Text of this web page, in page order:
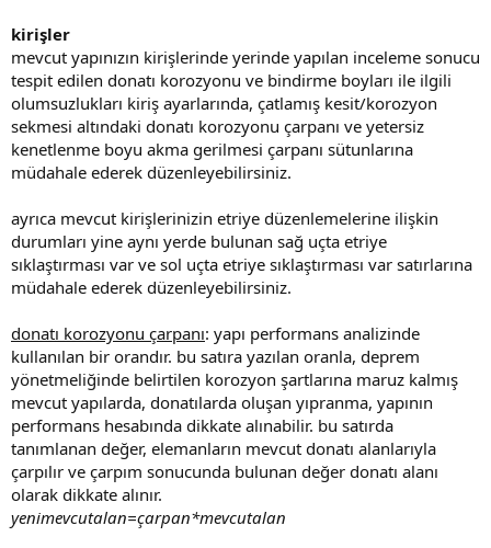
kirişler
mevcut yapınızın kirişlerinde yerinde yapılan inceleme sonucu
tespit edilen donatı korozyonu ve bindirme boyları ile ilgili
olumsuzlukları kiriş ayarlarında, çatlamış kesit/korozyon
sekmesi altındaki donatı korozyonu çarpanı ve yetersiz
kenetlenme boyu akma gerilmesi çarpanı sütunlarına
müdahale ederek düzenleyebilirsiniz.
ayrıca mevcut kirişlerinizin etriye düzenlemelerine ilişkin
durumları yine aynı yerde bulunan sağ uçta etriye
sıklaştırması var ve sol uçta etriye sıklaştırması var satırlarına
müdahale ederek düzenleyebilirsiniz.
donatı korozyonu çarpanı: yapı performans analizinde
kullanılan bir orandır. bu satıra yazılan oranla, deprem
yönetmeliğinde belirtilen korozyon şartlarına maruz kalmış
mevcut yapılarda, donatılarda oluşan yıpranma, yapının
performans hesabında dikkate alınabilir. bu satırda
tanımlanan değer, elemanların mevcut donatı alanlarıyla
çarpılır ve çarpım sonucunda bulunan değer donatı alanı
olarak dikkate alınır.
yenimevcutalan=çarpan*mevcutalan